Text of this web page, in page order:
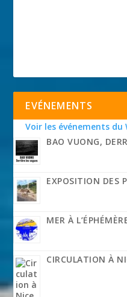
EVÉNEMENTS
Voir les événements du
BAO VUONG,
EXPOSITION DES
MER À
CIRCULATION À